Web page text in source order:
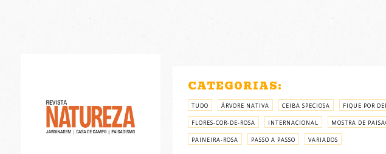
CATEGORIAS:
TUDO ÁRVORE NATIVA CEIBA SPECIOSA FIQUE POR
FLORES-COR-DE-ROSA INTERNACIONAL MOSTRA DE
PAINEIRA-ROSA PASSO A PASSO VARIADOS